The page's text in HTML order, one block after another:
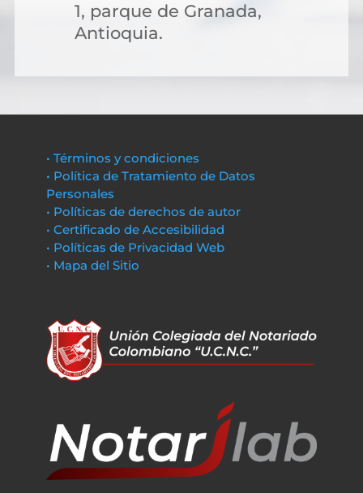
1, parque de Granada,
Antioquia.
• Términos y condiciones
• Política de Tratamiento de Datos
Personales
• Políticas de derechos de autor
• Certificado de Accesibilidad
• Políticas de Privacidad Web
• Mapa del Sitio